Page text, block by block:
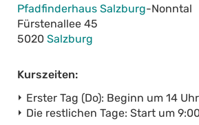
Pfadfinderhaus Salzburg-Nonntal
Fürstenallee 45
5020 Salzburg
Kurszeiten:
Erster Tag (Do): Beginn um 14 Uhr
Die restlichen Tage: Start um